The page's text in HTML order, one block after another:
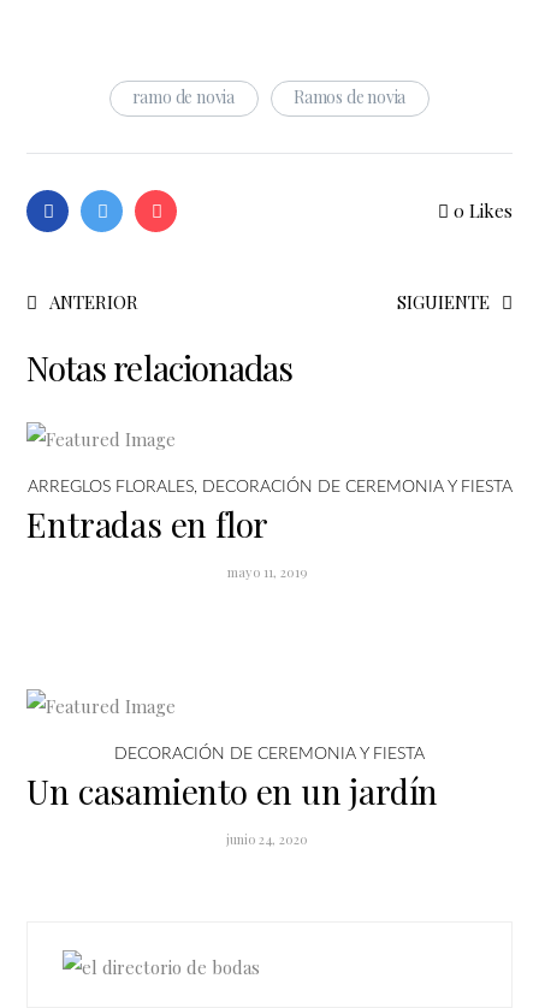
ramo de novia Ramos de novia
0 Likes
ANTERIOR SIGUIENTE
Notas relacionadas
ARREGLOS FLORALES, DECORACIÓN DE CEREMONIA Y FIESTA
Entradas en flor
mayo 11, 2019
DECORACIÓN DE CEREMONIA Y FIESTA
Un casamiento en un jardín
junio 24, 2020